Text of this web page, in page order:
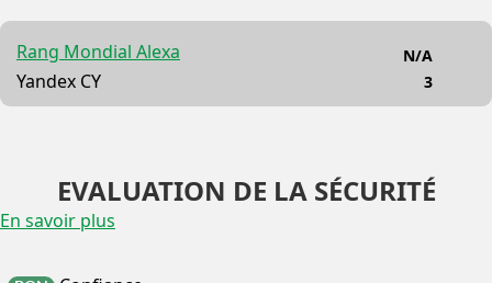
Rang Mondial Alexa
Yandex CY
N/A
3
EVALUATION DE LA SÉCURITÉ
En savoir plus